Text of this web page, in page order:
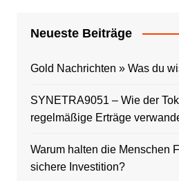
Neueste Beiträge
Gold Nachrichten » Was du
SYNETRA9051 – Wie der
regelmäßige Erträge
Warum halten die Menschen
sichere Investition?